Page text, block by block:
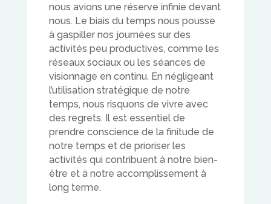
nous avions une réserve infinie devant
nous. Le biais du temps nous pousse
à gaspiller nos journées sur des
activités peu productives, comme les
réseaux sociaux ou les séances de
visionnage en continu. En négligeant
l’utilisation stratégique de notre
temps, nous risquons de vivre avec
des regrets. Il est essentiel de
prendre conscience de la finitude de
notre temps et de prioriser les
activités qui contribuent à notre bien-
être et à notre accomplissement à
long terme.